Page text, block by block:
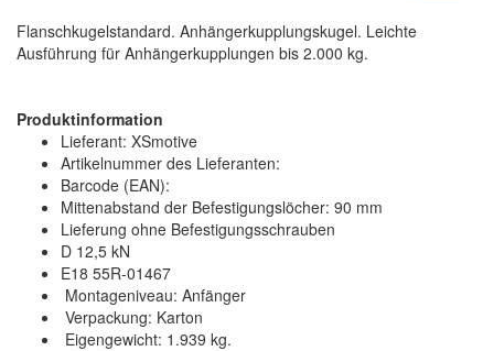
Flanschkugelstandard. Anhängerkupplungskugel. Leichte
Ausführung für Anhängerkupplungen bis 2.000 kg.
Produktinformation
Lieferant: XSmotive
Artikelnummer des Lieferanten:
Barcode (EAN):
Mittenabstand der Befestigungslöcher: 90 mm
Lieferung ohne Befestigungsschrauben
D 12,5 kN
E18 55R-01467
Montageniveau: Anfänger
Verpackung: Karton
Eigengewicht: 1.939 kg.